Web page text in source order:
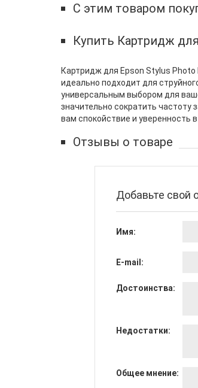
С этим товаром
Купить Картридж
Картридж для Epson Stylus
идеально подходит для
универсальным выбором для
значительно сократить
вам спокойствие и уверенность
Отзывы о товаре
Добавьте свой
Имя:
E-mail:
Достоинства:
Недостатки:
Общее мнение: